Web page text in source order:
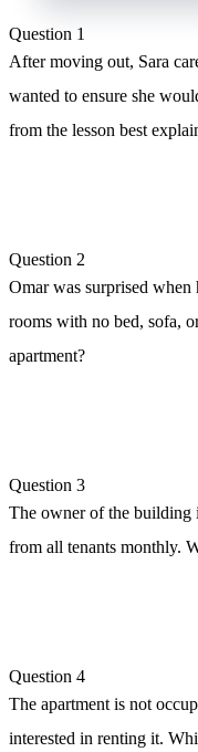
Question 1
After moving out, Sara
wanted to ensure she
from the lesson best
Question 2
Omar was surprised
rooms with no bed, sofa,
apartment?
Question 3
The owner of the building
from all tenants monthly.
Question 4
The apartment is not
interested in renting it.